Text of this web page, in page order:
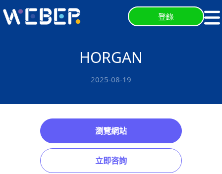
登錄
HORGAN
2025-08-19
瀏覽網站
立即咨詢